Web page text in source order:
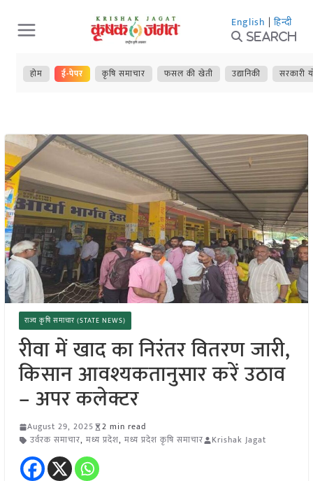
Skip
to
content
English | हिन्दी
Search
होम ई-पेपर कृषि समाचार फसल की खेती उद्यानिकी सरकारी
राज्य कृषि समाचार (STATE NEWS)
रीवा में खाद का निरंतर वितरण जारी,
किसान आवश्यकतानुसार करें उठाव
– अपर कलेक्टर
August 29, 2025
2 min read
उर्वरक समाचार, मध्य प्रदेश, मध्य प्रदेश कृषि समाचार Krishak Jagat